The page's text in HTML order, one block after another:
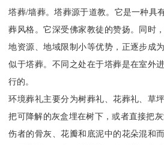
塔葬/墙葬。塔葬源于道教。它是一种具
葬风格。它深受佛家教徒的赞扬。同时
地资源、地域限制小等优势，正逐步成
似于塔葬。不同之处在于塔葬是在室外
行的。
环境葬礼主要分为树葬礼、花葬礼、草
把可降解的灰盒埋在树下，或者直接把
伤者的骨灰、花瓣和底泥中的花朵混和